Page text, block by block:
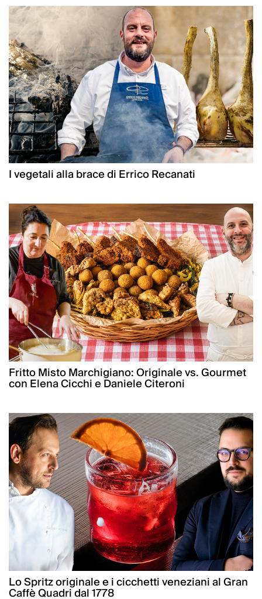
I vegetali alla brace di Errico Recanati
Fritto Misto Marchigiano: Originale vs. Gourmet
con Elena Cicchi e Daniele Citeroni
Lo Spritz originale e i cicchetti veneziani al Gran
Caffè Quadri dal 1778